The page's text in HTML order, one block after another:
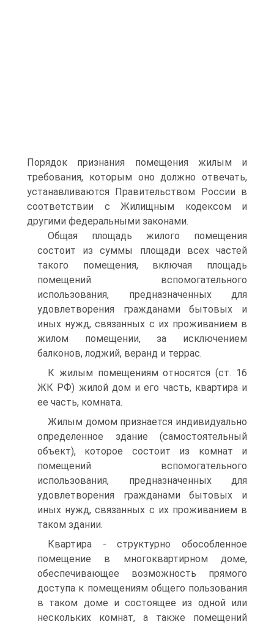
Порядок признания помещения жилым и
требования, которым оно должно отвечать,
устанавливаются Правительством России в
соответствии с Жилищным кодексом и
другими федеральными законами.
Общая площадь жилого помещения
состоит из суммы площади всех частей
такого помещения, включая площадь
помещений вспомогательного
использования, предназначенных для
удовлетворения гражданами бытовых и
иных нужд, связанных с их проживанием в
жилом помещении, за исключением
балконов, лоджий, веранд и террас.
К жилым помещениям относятся (ст. 16
ЖК РФ) жилой дом и его часть, квартира и
ее часть, комната.
Жилым домом признается индивидуально
определенное здание (самостоятельный
объект), которое состоит из комнат и
помещений вспомогательного
использования, предназначенных для
удовлетворения гражданами бытовых и
иных нужд, связанных с их проживанием в
таком здании.
Квартира - структурно обособленное
помещение в многоквартирном доме,
обеспечивающее возможность прямого
доступа к помещениям общего пользования
в таком доме и состоящее из одной или
нескольких комнат, а также помещений